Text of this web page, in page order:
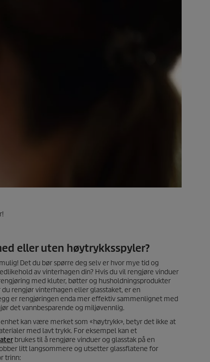
eller uten høytrykksspyler?
Det du bør spørre deg selv er hvor mye tid og
av vinterhagen din? Hvis du vil rengjøre vinduer
med kluter, bøtter og husholdningsprodukter
du rengjør vinterhagen eller glasstaket, er en
er rengjøringen enda mer effektiv sammenlignet med
det vannbesparende og miljøvennlig.
kan være merket som «høytrykk», betyr det ikke at
med lavt trykk. For eksempel kan et
brukes til å rengjøre vinduer og glasstak på en
litt langsommere og utsetter glassflatene for
trinn: